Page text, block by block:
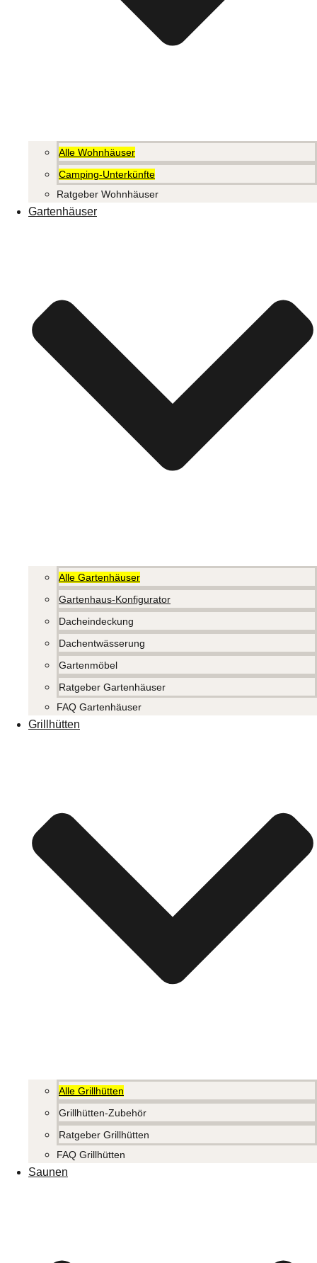
Alle Wohnhäuser
Camping-Unterkünfte
Ratgeber Wohnhäuser
Gartenhäuser
Alle Gartenhäuser
Gartenhaus-Konfigurator
Dacheindeckung
Dachentwässerung
Gartenmöbel
Ratgeber Gartenhäuser
FAQ Gartenhäuser
Grillhütten
Alle Grillhütten
Grillhütten-Zubehör
Ratgeber Grillhütten
FAQ Grillhütten
Saunen